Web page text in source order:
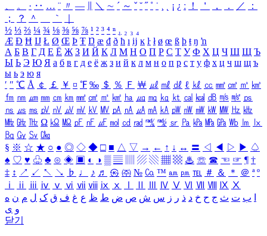
、
。 · ‥ … ¨ 〃 ― ＼ ∼ ´ ～ ˇ ˘ ˝ ˚ ˙ ¸ ¡ ¿ ː ！ ＇ ， ． ／
：
；
？ ＾ ｀
½ ⅓ ⅔ ¼ ¾ ⅛ ⅜ ⅝ ⅞ ¹ ² ³ ⁴ ⁿ ₁ ₂ ₃ ₄
Æ Ð Ħ Ĳ Ł Ø Œ Þ Ŧ Ŋ æ đ ð ħ ı ĳ ĸ ŀ ł ø œ ß þ ŧ ŋ ŉ
А Б В Г Д Е Ё Ж З И Й К Л М Н О П Р С Т У Ф Х Ц Ч Ш Щ Ъ
Ы Ь Э Ю Я а б в г д е ё ж з и й к л м н о п р с т у ф х ц ч ш щ ъ
ы ь э ю я
′ ″ ℃ Å ￠ ￡ ￥ ¤ ℉ ‰ ＄ ％ Ｆ ￦ ㎕ ㎖ ㎗ ℓ ㎘ ㏄ ㎣ ㎤ ㎥ ㎦
㎙ ㎚ ㎛ ㎜ ㎝ ㎞ ㎟ ㎠ ㎡ ㎢ ㏊ ㎍ ㎎ ㎏ ㏏ ㎈ ㎉ ㏈ ㎧ ㎨ ㎰
㎱ ㎲ ㎳ ㎴ ㎵ ㎶ ㎷ ㎸ ㎹ ㎀ ㎁ ㎂ ㎃ ㎄ ㎺ ㎻ ㎽ ㎾ ㎿ ㎐ ㎑
㎒ ㎓ ㎔ Ω ㏀ ㏁ ㎊ ㎋ ㎌ ㏖ ㏅ ㎭ ㎮ ㎯ ㏛ ㎩ ㎪ ㎫ ㎬ ㏝ ㏐
㏓
㏃ ㏉ ㏜ ㏆
§ ※ ☆ ★ ○ ● ◎ ◇ ◆ □ ■ △ ▽ → ← ↑ ↓ ↔ 〓 ◁ ◀ ▷ ▶ ♤
♠ ♡ ♥ ♧ ♣ ⊙ ◈ ▣ ◐ ◑ ▒ ▤ ▨ ▧ ▦ ▩ ♨ ☏ ☎ ☜ ☞ ¶ †
‡ ↕ ↗ ↙ ↖ ↘ ♭ ♩ ♪ ♬ ㉿ ㈜ № ㏇ ™ ㏂ ㏘ ℡ ＃ ＆ ＊ ＠ ª º
ⅰ
ⅱ ⅲ ⅳ ⅴ ⅵ ⅶ ⅷ ⅸ ⅹ Ⅳ Ⅴ Ⅵ Ⅶ Ⅷ Ⅸ Ⅹ
ب ت ث ج ح خ د ذ ر ز س ش ص ض ط ظ ع غ ف ق ک ل م ن ه
و ی
닫기